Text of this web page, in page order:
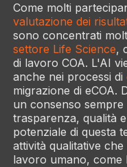
Come molti
valutazione dei
sono concentrati
settore Life Science,
di lavoro COA. L'AI
anche nei processi di
migrazione di eCOA.
un consenso
trasparenza, qualità
potenziale di questa
attività qualitative
lavoro umano, come